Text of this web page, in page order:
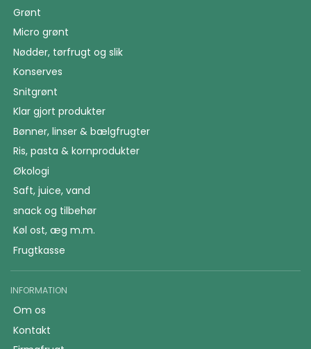
Grønt
Micro grønt
Nødder, tørfrugt og slik
Konserves
Snitgrønt
Klar gjort produkter
Bønner, linser & bælgfrugter
Ris, pasta & kornprodukter
Økologi
Saft, juice, vand
snack og tilbehør
Køl ost, æg m.m.
Frugtkasse
INFORMATION
Om os
Kontakt